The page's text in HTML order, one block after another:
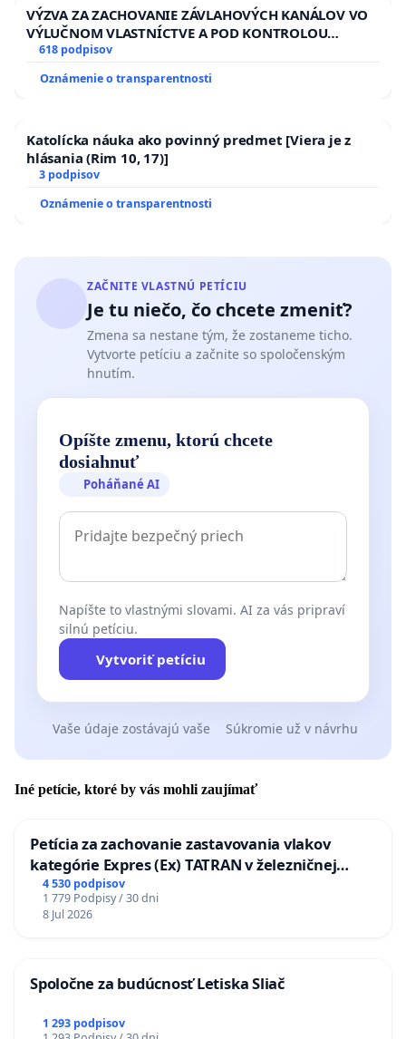
VÝZVA ZA ZACHOVANIE ZÁVLAHOVÝCH KANÁLOV VO
VÝLUČNOM VLASTNÍCTVE A POD KONTROLOU
SLOVENSKEJ REPUBLIKY & žiadosť na riešenie
zanedbaného stavu závlahových a odvodňovacích
kanálov na Slovensku
618 podpisov
Oznámenie o transparentnosti
Katolícka náuka ako povinný predmet [Viera je z
hlásania (Rim 10, 17)]
3 podpisov
Oznámenie o transparentnosti
ZAČNITE VLASTNÚ PETÍCIU
Je tu niečo, čo chcete zmeniť?
Zmena sa nestane tým, že zostaneme ticho.
Vytvorte petíciu a začnite so spoločenským
hnutím.
Opíšte zmenu, ktorú chcete
dosiahnuť
Poháňané AI
Napíšte to vlastnými slovami. AI za vás pripraví
silnú petíciu.
Vytvoriť petíciu
Vaše údaje zostávajú vaše Súkromie už v návrhu
Iné petície, ktoré by vás mohli zaujímať
Petícia za zachovanie zastavovania vlakov
kategórie Expres (Ex) TATRAN v železničnej
stanici Púchov
4 530 podpisov
1 779 Podpisy / 30 dni
8 Jul 2026
Spoločne za budúcnosť Letiska Sliač
1 293 podpisov